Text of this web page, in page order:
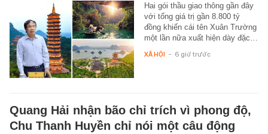
Hai gói thầu giao thông gần đây
với tổng giá trị gần 8.800 tỷ
đồng khiến cái tên Xuân Trường
một lần nữa xuất hiện dày đặc…
XÃ HỘI - 6 giờ trước
Quang Hải nhận bão chỉ trích vì phong độ,
Chu Thanh Huyền chỉ nói một câu động